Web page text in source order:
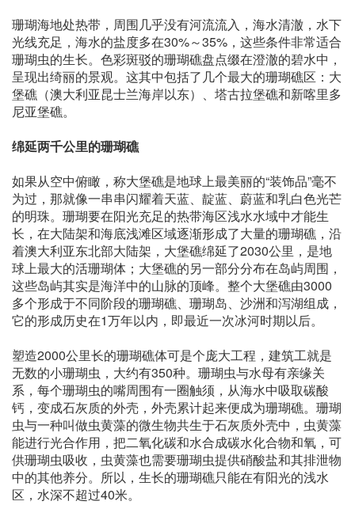
珊瑚海地处热带，周围几乎没有河流流入，海水清澈，水下
光线充足，海水的盐度多在30%～35%，这些条件非常适合
珊瑚虫的生长。色彩斑驳的珊瑚礁盘点缀在澄澈的碧水中，
呈现出绮丽的景观。这其中包括了几个最大的珊瑚礁区：大
堡礁（澳大利亚昆士兰海岸以东）、塔古拉堡礁和新喀里多
尼亚堡礁。
绵延两千公里的珊瑚礁
如果从空中俯瞰，称大堡礁是地球上最美丽的“装饰品”毫不
为过，那就像一串串闪耀着天蓝、靛蓝、蔚蓝和乳白色光芒
的明珠。珊瑚要在阳光充足的热带海区浅水水域中才能生
长，在大陆架和海底浅滩区域逐渐形成了大量的珊瑚礁，沿
着澳大利亚东北部大陆架，大堡礁绵延了2030公里，是地
球上最大的活珊瑚体；大堡礁的另一部分分布在岛屿周围，
这些岛屿其实是海洋中的山脉的顶峰。整个大堡礁由3000
多个形成于不同阶段的珊瑚礁、珊瑚岛、沙洲和泻湖组成，
它的形成历史在1万年以内，即最近一次冰河时期以后。
塑造2000公里长的珊瑚礁体可是个庞大工程，建筑工就是
无数的小珊瑚虫，大约有350种。珊瑚虫与水母有亲缘关
系，每个珊瑚虫的嘴周围有一圈触须，从海水中吸取碳酸
钙，变成石灰质的外壳，外壳累计起来便成为珊瑚礁。珊瑚
虫与一种叫做虫黄藻的微生物共生于石灰质外壳中，虫黄藻
能进行光合作用，把二氧化碳和水合成碳水化合物和氧，可
供珊瑚虫吸收，虫黄藻也需要珊瑚虫提供硝酸盐和其排泄物
中的其他养分。所以，生长的珊瑚礁只能在有阳光的浅水
区，水深不超过40米。